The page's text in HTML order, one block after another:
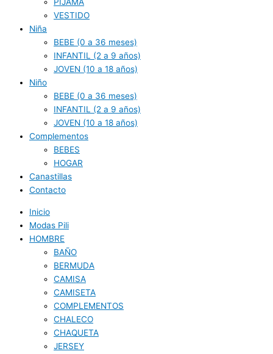
PIJAMA
VESTIDO
Niña
BEBE (0 a 36 meses)
INFANTIL (2 a 9 años)
JOVEN (10 a 18 años)
Niño
BEBE (0 a 36 meses)
INFANTIL (2 a 9 años)
JOVEN (10 a 18 años)
Complementos
BEBES
HOGAR
Canastillas
Contacto
Inicio
Modas Pili
HOMBRE
BAÑO
BERMUDA
CAMISA
CAMISETA
COMPLEMENTOS
CHALECO
CHAQUETA
JERSEY